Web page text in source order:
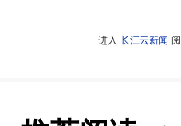
进入 长江云新闻